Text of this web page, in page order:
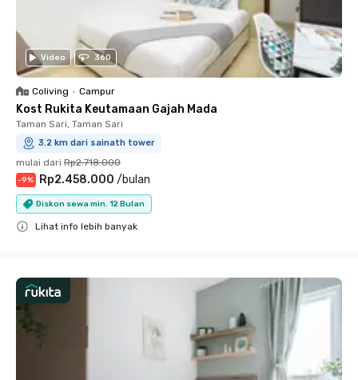
Video 360
Coliving • Campur
Kost Rukita Keutamaan Gajah Mada
Taman Sari, Taman Sari
3.2 km dari sainath tower
mulai dari Rp2.718.000
-9% Rp2.458.000 /bulan
Diskon sewa min. 12 Bulan
Lihat info lebih banyak